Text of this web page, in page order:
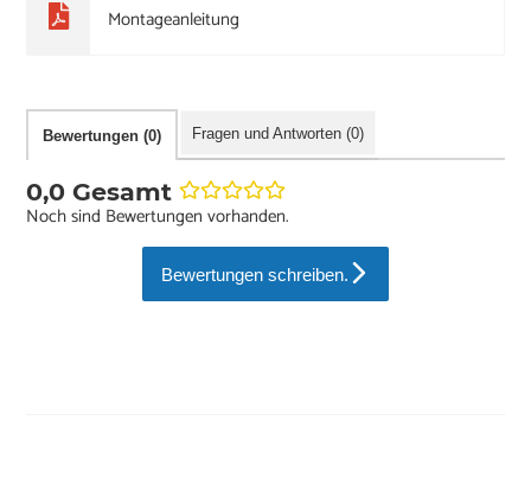
Montageanleitung
Bewertungen (0) Fragen und Antworten (0)
0,0 Gesamt
Noch sind Bewertungen vorhanden.
Bewertungen schreiben.